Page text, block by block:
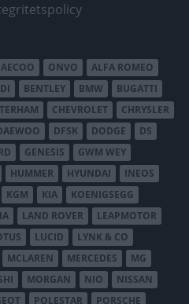
ONVO
ALFA ROMEO
BENTLEY BMW
BUGATTI
CHEVROLET
CHRYSLER
DFSK DODGE
DS
GENESIS
GWM WEY
HUMMER HYUNDAI
INEOS
KGM KIA
KOENIGSEGG
LAND ROVER
LEAPMOTOR
LUCID
LYNK & CO
MCLAREN MERCEDES
MG
MORGAN NIO
NISSAN
POLESTAR PORSCHE